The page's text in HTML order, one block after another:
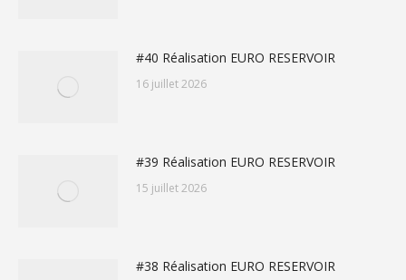
#40 Réalisation EURO RESERVOIR
16 juillet 2026
#39 Réalisation EURO RESERVOIR
15 juillet 2026
#38 Réalisation EURO RESERVOIR